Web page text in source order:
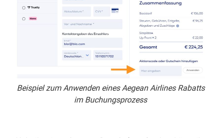
Beispiel zum Anwenden eines Aegean Airlines Rabatts
im Buchungsprozess